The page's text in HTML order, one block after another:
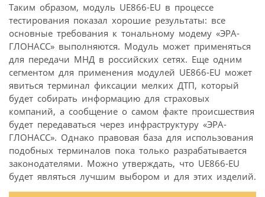
Таким образом, модуль UE866-EU в процессе
тестирования показал хорошие результаты: все
основные требования к тональному модему «ЭРА-
ГЛОНАСС» выполняются. Модуль может применяться
для передачи МНД в российских сетях. Еще одним
сегментом для применения модулей UE866-EU может
явиться терминал фиксации мелких ДТП, который
будет собирать информацию для страховых
компаний, а сообщение о самом факте происшествия
будет передаваться через инфраструктуру «ЭРА-
ГЛОНАСС». Однако правовая база для использования
подобных терминалов пока только разрабатывается
законодателями. Можно утверждать, что UE866-EU
будет являться лучшим выбором и для этих изделий.